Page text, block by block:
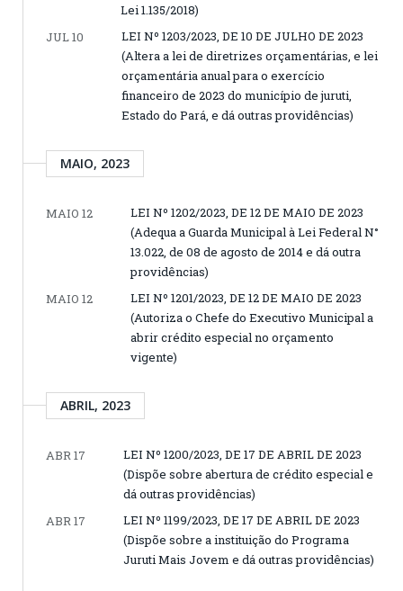
Lei 1.135/2018)
JUL 10
LEI Nº 1203/2023, DE 10 DE JULHO DE 2023
(Altera a lei de diretrizes orçamentárias, e lei
orçamentária anual para o exercício
financeiro de 2023 do município de juruti,
Estado do Pará, e dá outras providências)
MAIO, 2023
MAIO 12
LEI Nº 1202/2023, DE 12 DE MAIO DE 2023
(Adequa a Guarda Municipal à Lei Federal N°
13.022, de 08 de agosto de 2014 e dá outra
providências)
MAIO 12
LEI Nº 1201/2023, DE 12 DE MAIO DE 2023
(Autoriza o Chefe do Executivo Municipal a
abrir crédito especial no orçamento
vigente)
ABRIL, 2023
ABR 17
LEI Nº 1200/2023, DE 17 DE ABRIL DE 2023
(Dispõe sobre abertura de crédito especial e
dá outras providências)
ABR 17
LEI Nº 1199/2023, DE 17 DE ABRIL DE 2023
(Dispõe sobre a instituição do Programa
Juruti Mais Jovem e dá outras providências)